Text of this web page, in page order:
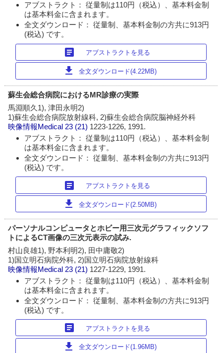
アブストラクト： 従量制は110円（税込）、基本料金制
は基本料金に含まれます。
全文ダウンロード： 従量制、基本料金制の方共に913円
(税込) です。
article アブストラクトを見る
download 全文ダウンロード(4.22MB)
蘇生会総合病院におけるMR診療の実際
馬淵順久1), 津田永明2)
1)蘇生会総合病院放射線科, 2)蘇生会総合病院脳神経外科
映像情報Medical 23 (21) 1223-1226, 1991.
アブストラクト： 従量制は110円（税込）、基本料金制
は基本料金に含まれます。
全文ダウンロード： 従量制、基本料金制の方共に913円
(税込) です。
article アブストラクトを見る
download 全文ダウンロード(2.50MB)
パーソナルコンピュータとホビー用三次元グラフィックソフ
トによるCT画像の三次元表示の試み.
村山良雄1), 野本利明2), 田中庸敬2)
1)国立明石病院外科, 2)国立明石病院放射線科
映像情報Medical 23 (21) 1227-1229, 1991.
アブストラクト： 従量制は110円（税込）、基本料金制
は基本料金に含まれます。
全文ダウンロード： 従量制、基本料金制の方共に913円
(税込) です。
article アブストラクトを見る
download 全文ダウンロード(1.96MB)